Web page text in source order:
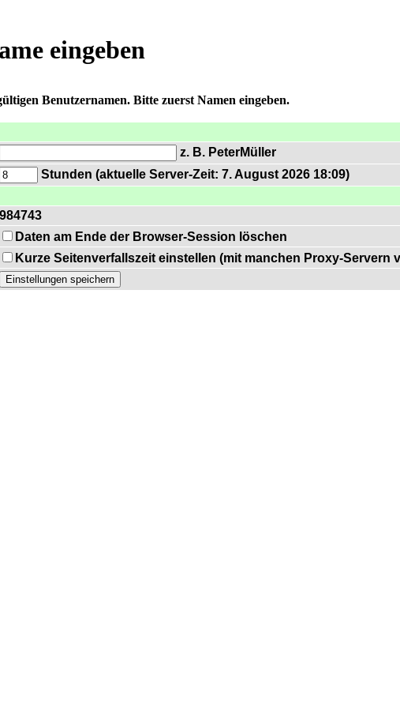
eingeben
Benutzernamen. Bitte zuerst Namen eingeben.
z. B. PeterMüller
Stunden (aktuelle Server-Zeit: 7. August 2026 18:09)
984743
Daten am Ende der Browser-Session löschen
Kurze Seitenverfallszeit einstellen (mit manchen Proxy-Servern